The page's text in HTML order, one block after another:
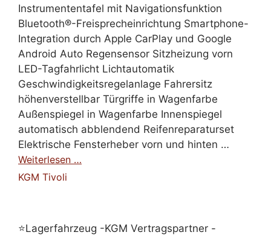
Instrumententafel mit Navigationsfunktion
Bluetooth®-Freisprecheinrichtung Smartphone-
Integration durch Apple CarPlay und Google
Android Auto Regensensor Sitzheizung vorn
LED-Tagfahrlicht Lichtautomatik
Geschwindigkeitsregelanlage Fahrersitz
höhenverstellbar Türgriffe in Wagenfarbe
Außenspiegel in Wagenfarbe Innenspiegel
automatisch abblendend Reifenreparaturset
Elektrische Fensterheber vorn und hinten …
Weiterlesen …
KGM Tivoli
⭐Lagerfahrzeug -KGM Vertragspartner -